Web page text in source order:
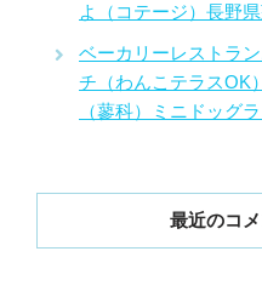
よ（コテージ）長野県
ベーカリーレストラ
チ（わんこテラスOK
（蓼科）ミニドッグ
最近のコメ